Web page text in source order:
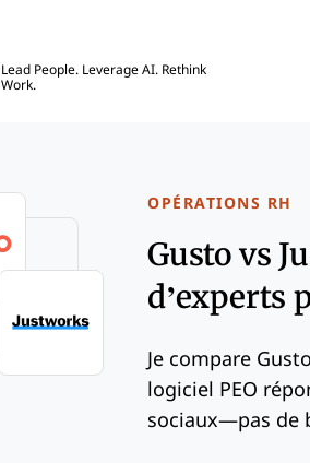
Lead People. Leverage AI. Rethink
Work.
OPÉRATIONS RH
Gusto vs
d’experts
Je compare
logiciel PEO
sociaux—pas de